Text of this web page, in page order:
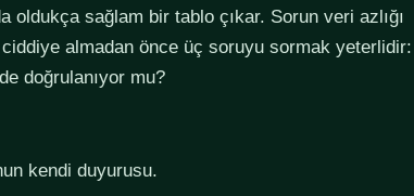
oldukça sağlam bir tablo çıkar. Sorun veri azlığı
almadan önce üç soruyu sormak yeterlidir:
doğrulanıyor mu?
kendi duyurusu.